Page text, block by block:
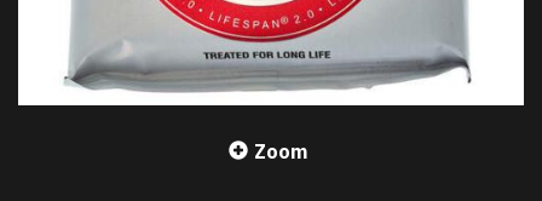
Zoom